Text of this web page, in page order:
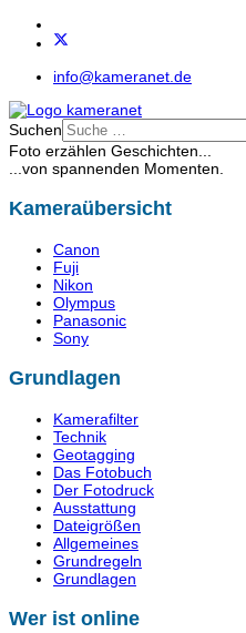
info@kameranet.de
Suchen
Foto erzählen Geschichten...
...von spannenden Momenten.
Kameraübersicht
Canon
Fuji
Nikon
Olympus
Panasonic
Sony
Grundlagen
Kamerafilter
Technik
Geotagging
Das Fotobuch
Der Fotodruck
Ausstattung
Dateigrößen
Allgemeines
Grundregeln
Grundlagen
Wer ist online